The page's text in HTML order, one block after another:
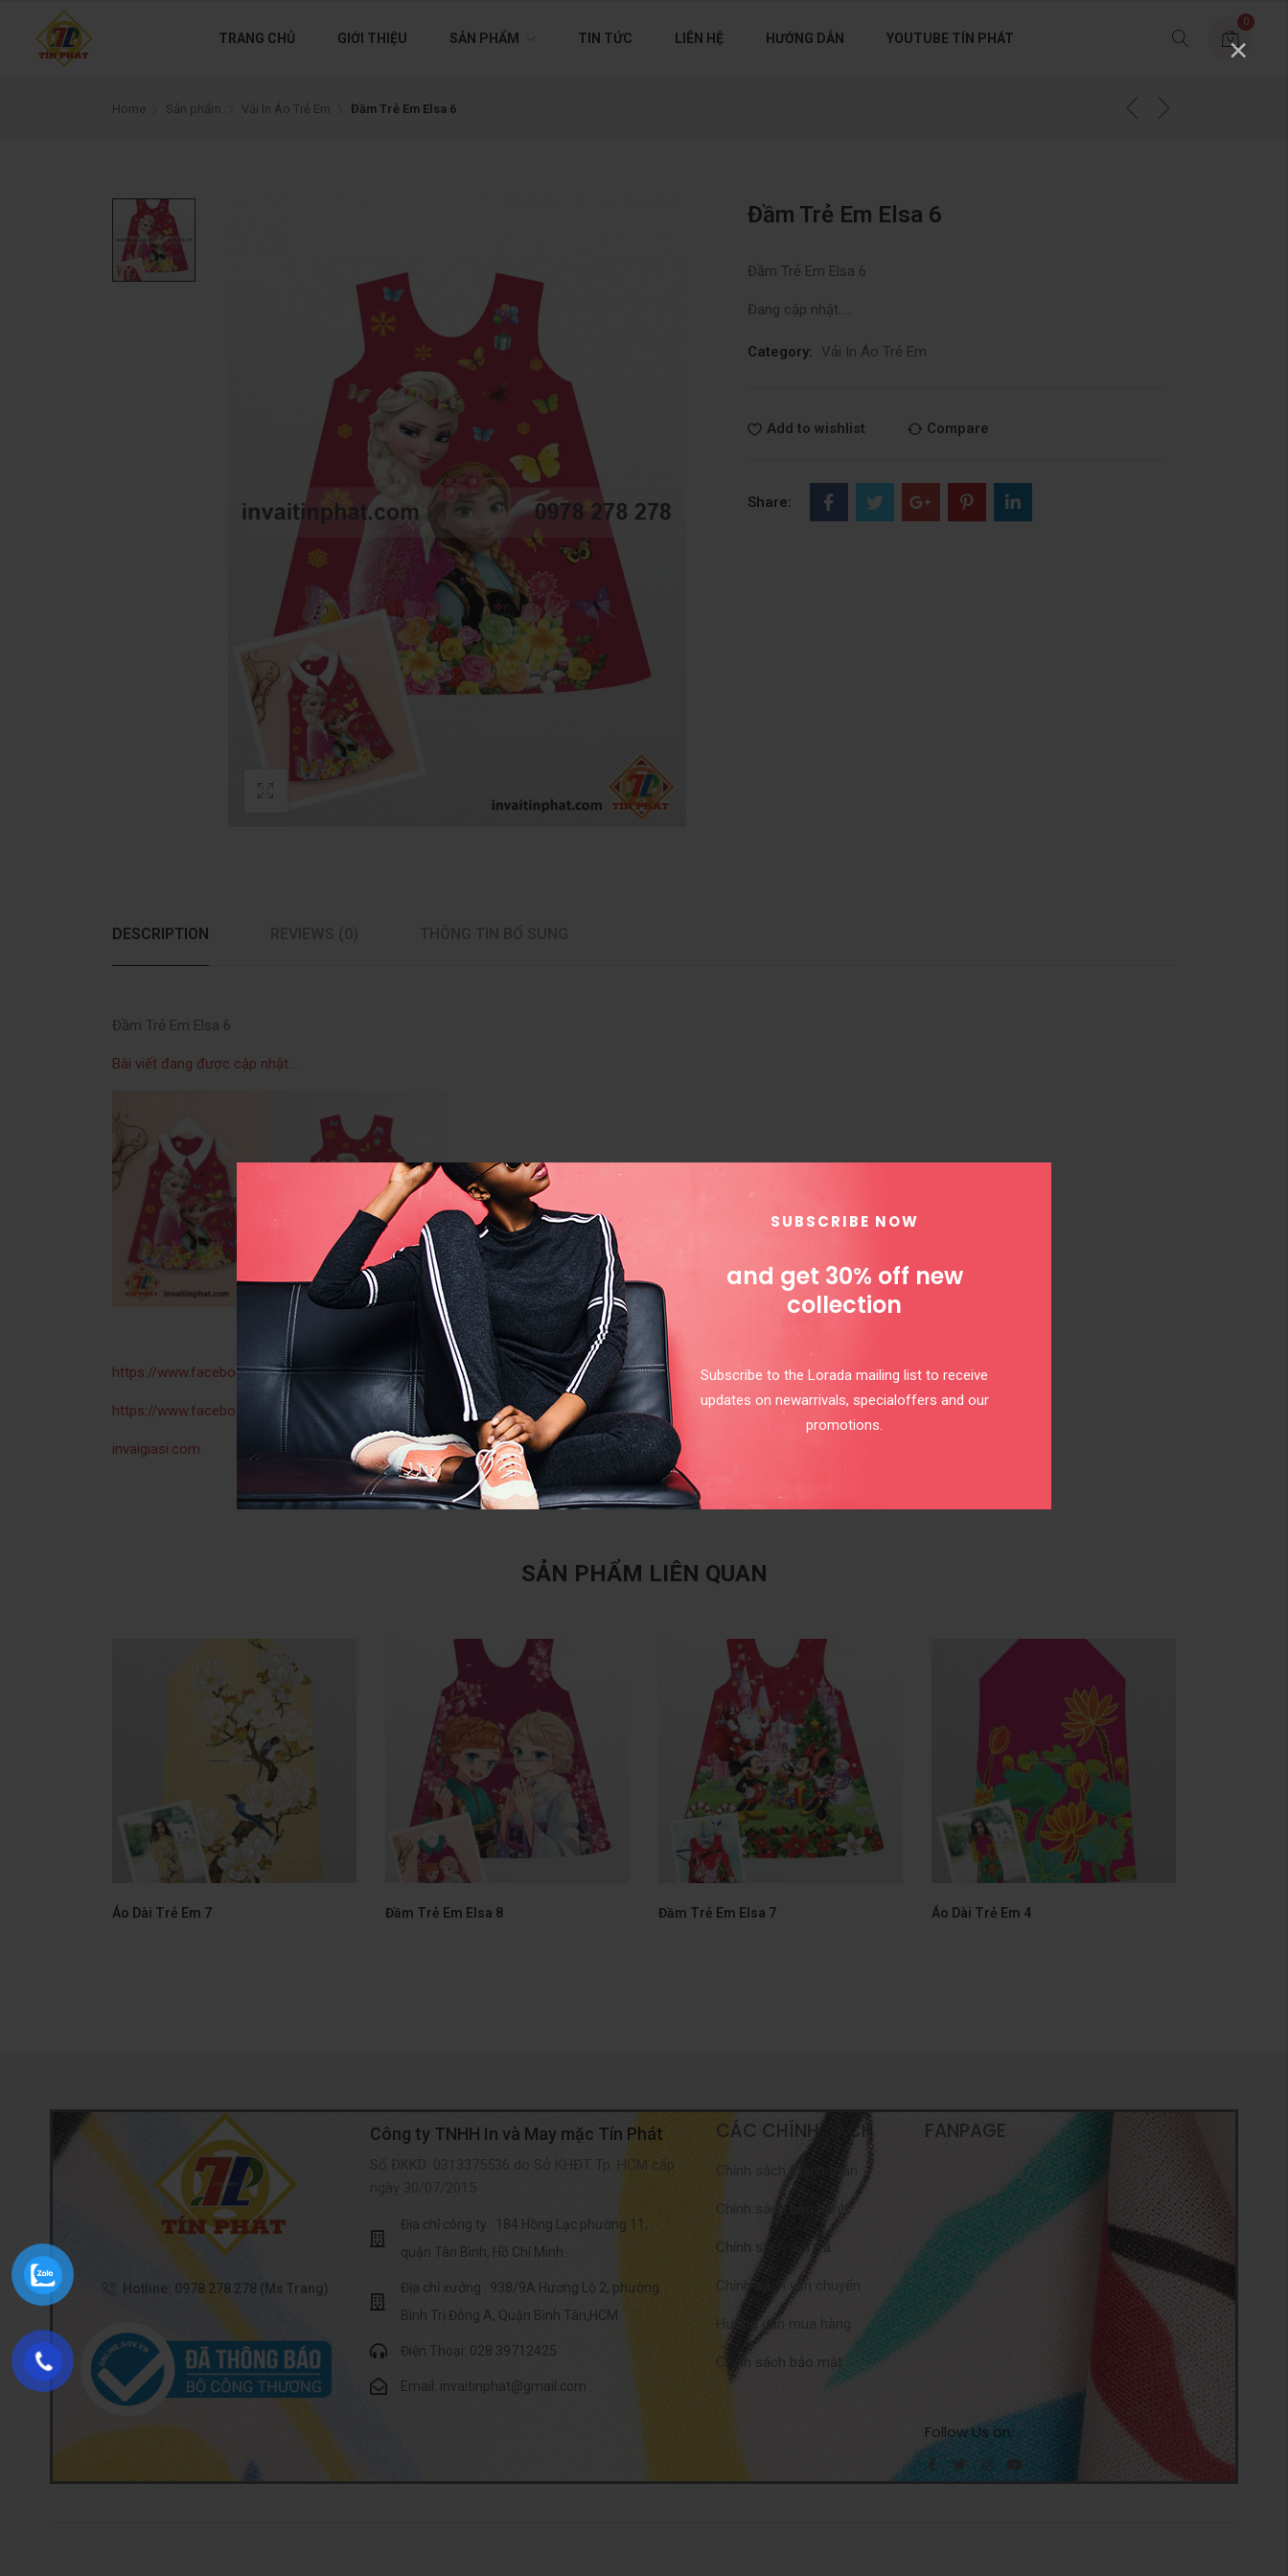
SUBSCRIBE NOW
and get 30% off new
collection
Subscribe to the Lorada mailing list to receive
updates on newarrivals, specialoffers and our
promotions.
×
TRANG CHỦ GIỚI THIỆU SẢN PHẨM TIN TỨC LIÊN HỆ HƯỚNG DẪN YOUTUBE TÍN PHÁT
0
Home Sản phẩm Vải In Áo Trẻ Em Đầm Trẻ Em Elsa 6
Đầm Trẻ Em Elsa 6
Đầm Trẻ Em Elsa 6
Đang cập nhật…..
Category: Vải In Áo Trẻ Em
Add to wishlist Compare
Share:
DESCRIPTION
Đầm Trẻ Em Elsa 6
Bài viết đang được cập nhật….
https://www.facebook.com/aodaiduyenviettp
https://www.facebook.com/vaitinphatDuyenViet
invaigiasi.com
SẢN PHẨM LIÊN QUAN
Áo Dài Trẻ Em 7 Đầm Trẻ Em Elsa 8 Đầm Trẻ Em Elsa 7 Áo Dài Trẻ Em 4
Hotline: 0978 278 278 (Ms Trang)
Công ty TNHH In và May mặc Tín Phát
Số ĐKKD: 0313375536 do Sở KHĐT Tp. HCM cấp
Địa chỉ công ty : 184 Hồng Lạc phường 11,
quận Tân Bình, Hồ Chí Minh.
Địa chỉ xưởng : 938/9A Hương Lộ 2, phường
Bình Trị Đông A, Quận Bình Tân,HCM.
Điện Thoại: 028 39712425
Email: invaitinphat@gmail.com
CÁC CHÍNH SÁCH
Chính sách thanh toán
Chính sách bảo hành
Chính sách đổi trả
Chính sách vận chuyển
Hướng dẫn mua hàng
Chính sách bảo mật
FANPAGE
Follow Us on: